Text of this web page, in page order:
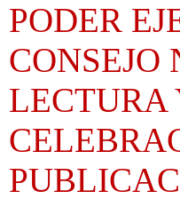
PODER
LECTURA